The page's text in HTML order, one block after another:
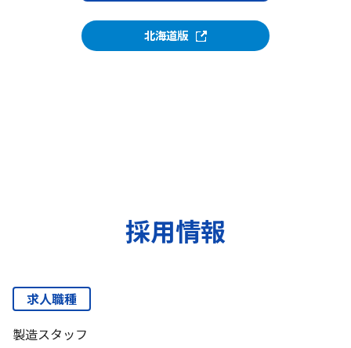
北海道版
採用情報
求人職種
製造スタッフ